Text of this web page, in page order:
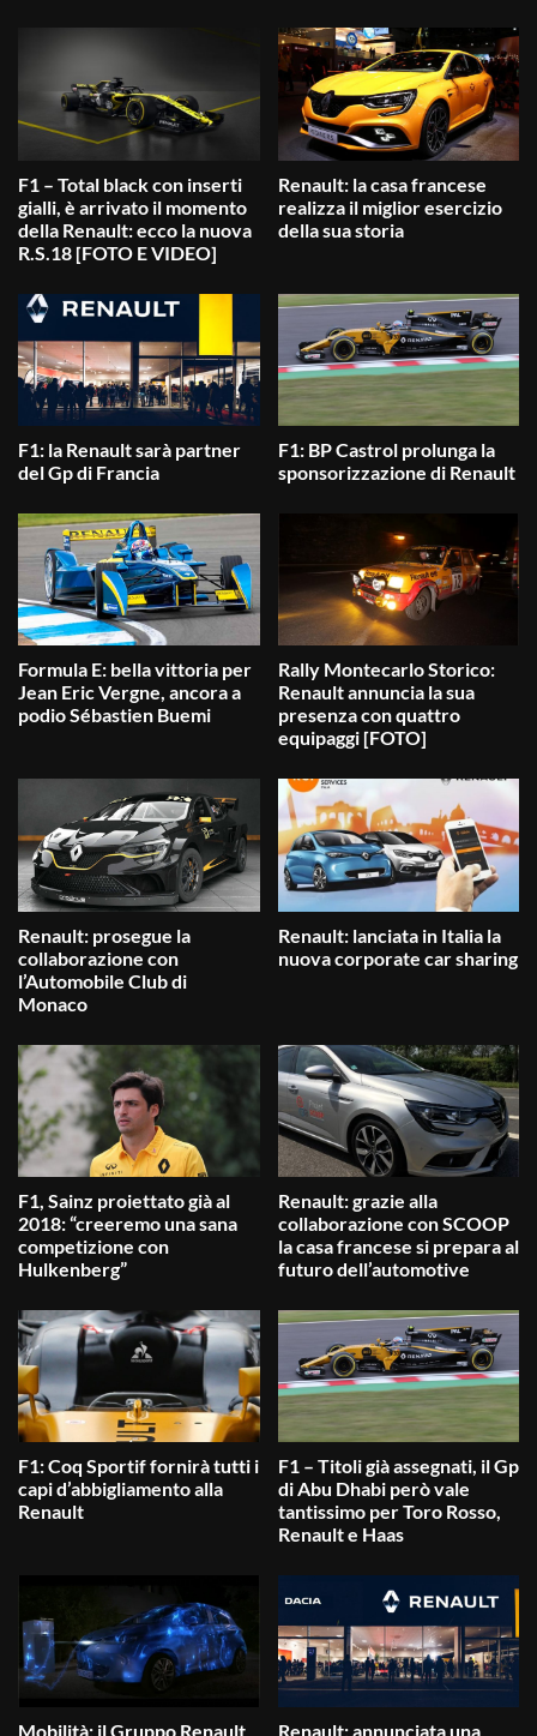
F1 – Total black con inserti
gialli, è arrivato il momento
della Renault: ecco la nuova
R.S.18 [FOTO E VIDEO]
Renault: la casa francese
realizza il miglior esercizio
della sua storia
F1: la Renault sarà partner
del Gp di Francia
F1: BP Castrol prolunga la
sponsorizzazione di Renault
Formula E: bella vittoria per
Jean Eric Vergne, ancora a
podio Sébastien Buemi
Rally Montecarlo Storico:
Renault annuncia la sua
presenza con quattro
equipaggi [FOTO]
Renault: prosegue la
collaborazione con
l’Automobile Club di
Monaco
Renault: lanciata in Italia la
nuova corporate car sharing
F1, Sainz proiettato già al
2018: “creeremo una sana
competizione con
Hulkenberg”
Renault: grazie alla
collaborazione con SCOOP
la casa francese si prepara al
futuro dell’automotive
F1: Coq Sportif fornirà tutti i
capi d’abbigliamento alla
Renault
F1 – Titoli già assegnati, il Gp
di Abu Dhabi però vale
tantissimo per Toro Rosso,
Renault e Haas
Mobilità: il Gruppo Renault Renault: annunciata una